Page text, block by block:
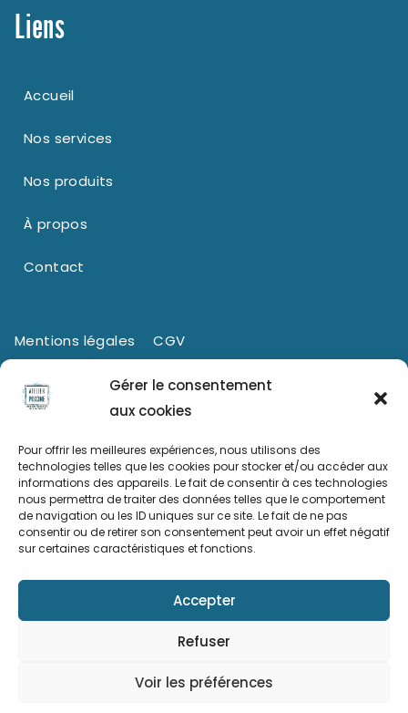
Gérer le consentement
aux cookies
Pour offrir les meilleures expériences, nous utilisons des
technologies telles que les cookies pour stocker et/ou accéder aux
informations des appareils. Le fait de consentir à ces technologies
nous permettra de traiter des données telles que le comportement
de navigation ou les ID uniques sur ce site. Le fait de ne pas
consentir ou de retirer son consentement peut avoir un effet négatif
sur certaines caractéristiques et fonctions.
Accepter
Refuser
Voir les préférences
Liens
Accueil
Nos services
Nos produits
À propos
Contact
Mentions légales
CGV
Politique de confidentialité
Cookies (UE)
cadre de la réponse de l’Union européenne à la pandémie
COVID-19. L’Europe s’engage à La Réunion.
© 2026 - Atelier Piscine, entretien et maintenance de
piscine | Site internet vitrine réalisé par